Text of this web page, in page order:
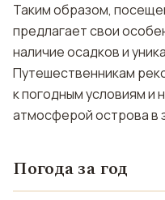
Таким образом,
предлагает свои
наличие осадков и
Путешественникам
к погодным условиям и
атмосферой острова в
Погода за год